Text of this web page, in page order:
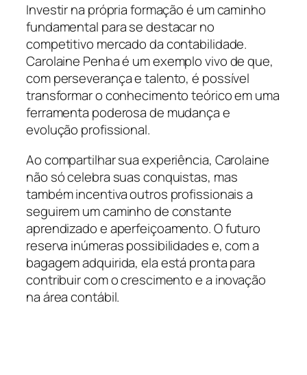
Investir na própria formação é um caminho
fundamental para se destacar no
competitivo mercado da contabilidade.
Carolaine Penha é um exemplo vivo de que,
com perseverança e talento, é possível
transformar o conhecimento teórico em uma
ferramenta poderosa de mudança e
evolução profissional.
Ao compartilhar sua experiência, Carolaine
não só celebra suas conquistas, mas
também incentiva outros profissionais a
seguirem um caminho de constante
aprendizado e aperfeiçoamento. O futuro
reserva inúmeras possibilidades e, com a
bagagem adquirida, ela está pronta para
contribuir com o crescimento e a inovação
na área contábil.